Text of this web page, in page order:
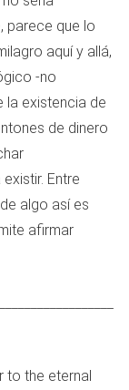
parece que lo
aquí y allá,
-no
la existencia de
de dinero
Entre
algo así es
afirmar
to the eternal